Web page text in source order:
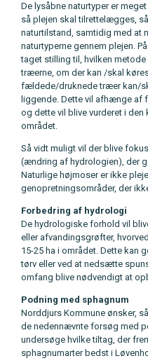
De lysåbne naturtyper er
så plejen skal tilrettelægges,
naturtilstand, samtidig med at
naturtyperne gennem plejen.
taget stilling til, hvilken
træerne, om der kan /skal
fældede/druknede træer kan/
liggende. Dette vil afhænge af
og dette vil blive vurderet i
området.
Så vidt muligt vil der blive
(ændring af hydrologien), der
Naturlige højmoser er ikke
genopretningsområder, der
Forbedring af hydrologi
De hydrologiske forhold vil
eller afvandingsgrøfter,
15-25 ha i området. Dette kan
tørv eller ved at nedsætte
omfang blive nødvendigt at
Podning med sphagnum
Norddjurs Kommune ønsker,
de nedennævnte forsøg med
undersøge hvilke tiltag, der
sphagnumarter bedst i